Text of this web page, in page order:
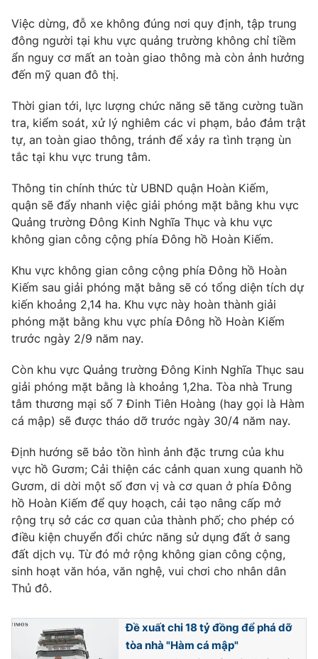
Photo Infographic
VTV Money VTV Thể thao
Thị trường 24h Tấm lòng Việt
VTV9 VTV8
Liên hệ tòa soạn
THỜI BÁO VTV
Theo dõi báo trên
Cơ quan chủ quản:Đài Truyền hình Việt Nam
Cơ quan báo chí:Thời báo VTV
Giấy phép hoạt động báo in và báo điện tử số 483/GP-BTTTT
cấp ngày 29/12/2023
Tổng Biên tập:
Nguyễn Trọng Ninh
Tổng đài VTV:024.38 355 931 - 024.38 355 932
Việc dừng, đỗ xe không đúng nơi quy định, tập trung
đông người tại khu vực quảng trường không chỉ tiềm
ẩn nguy cơ mất an toàn giao thông mà còn ảnh hưởng
đến mỹ quan đô thị.
Thời gian tới, lực lượng chức năng sẽ tăng cường tuần
tra, kiểm soát, xử lý nghiêm các vi phạm, bảo đảm trật
tự, an toàn giao thông, tránh để xảy ra tình trạng ùn
tắc tại khu vực trung tâm.
Thông tin chính thức từ UBND quận Hoàn Kiếm,
quận sẽ đẩy nhanh việc giải phóng mặt bằng khu vực
Quảng trường Đông Kinh Nghĩa Thục và khu vực
không gian công cộng phía Đông hồ Hoàn Kiếm.
Khu vực không gian công cộng phía Đông hồ Hoàn
Kiếm sau giải phóng mặt bằng sẽ có tổng diện tích dự
kiến khoảng 2,14 ha. Khu vực này hoàn thành giải
phóng mặt bằng khu vực phía Đông hồ Hoàn Kiếm
trước ngày 2/9 năm nay.
Còn khu vực Quảng trường Đông Kinh Nghĩa Thục sau
giải phóng mặt bằng là khoảng 1,2ha. Tòa nhà Trung
tâm thương mại số 7 Đinh Tiên Hoàng (hay gọi là Hàm
cá mập) sẽ được tháo dỡ trước ngày 30/4 năm nay.
Định hướng sẽ bảo tồn hình ảnh đặc trưng của khu
vực hồ Gươm; Cải thiện các cảnh quan xung quanh hồ
Gươm, di dời một số đơn vị và cơ quan ở phía Đông
hồ Hoàn Kiếm để quy hoạch, cải tạo nâng cấp mở
rộng trụ sở các cơ quan của thành phố; cho phép có
điều kiện chuyển đổi chức năng sử dụng đất ở sang
đất dịch vụ. Từ đó mở rộng không gian công cộng,
sinh hoạt văn hóa, văn nghệ, vui chơi cho nhân dân
Thủ đô.
Đề xuất chi 18 tỷ đồng để phá dỡ
tòa nhà "Hàm cá mập"